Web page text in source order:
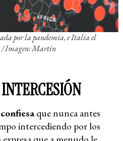
por la pandemia, e Italia el
/ Imagen: Martin
que nunca antes
intercediendo por los